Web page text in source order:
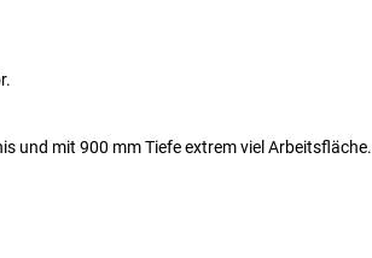
und mit 900 mm Tiefe extrem viel Arbeitsfläche.